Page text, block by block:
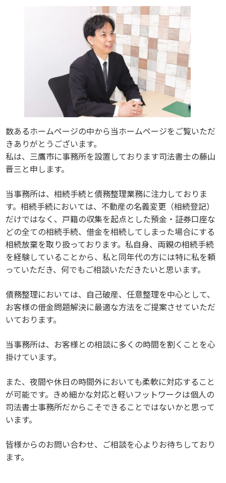
数あるホームページの中から当ホームページをご覧いただ
きありがとうございます。
私は、三鷹市に事務所を設置しております司法書士の藤山
晋三と申します。
当事務所は、相続手続と債務整理業務に注力しておりま
す。相続手続においては、不動産の名義変更（相続登記）
だけではなく、戸籍の収集を起点とした預金・証券口座な
どの全ての相続手続、借金を相続してしまった場合にする
相続放棄を取り扱っております。私自身、両親の相続手続
を経験していることから、私と同年代の方には特に私を頼
っていただき、何でもご相談いただきたいと思います。
債務整理においては、自己破産、任意整理を中心として、
お客様の借金問題解決に最適な方法をご提案させていただ
いております。
当事務所は、お客様との相談に多くの時間を割くことを心
掛けています。
また、夜間や休日の時間外においても柔軟に対応すること
が可能です。きめ細かな対応と軽いフットワークは個人の
司法書士事務所だからこそできることではないかと思って
います。
皆様からのお問い合わせ、ご相談を心よりお待ちしており
ます。